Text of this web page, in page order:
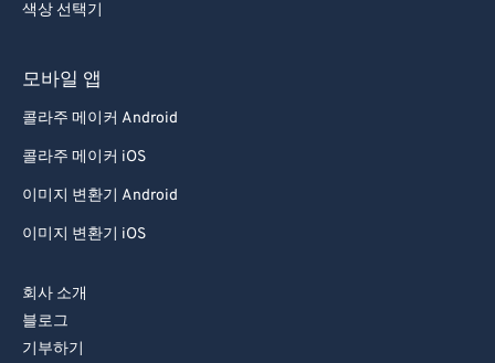
색상 선택기
모바일 앱
콜라주 메이커 Android
콜라주 메이커 iOS
이미지 변환기 Android
이미지 변환기 iOS
회사 소개
블로그
기부하기